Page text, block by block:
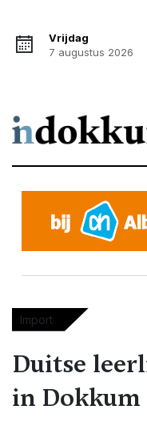
Vrijdag
7 augustus 2026
Import
Duitse
in Dokkum